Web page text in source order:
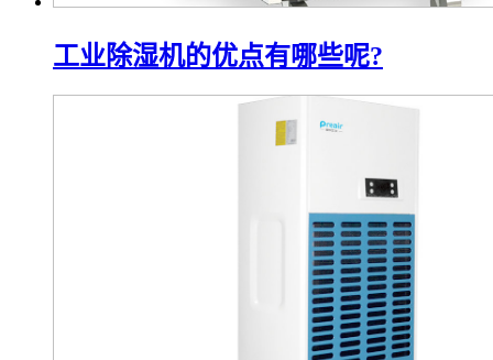
工业除湿机的优点有哪些呢?